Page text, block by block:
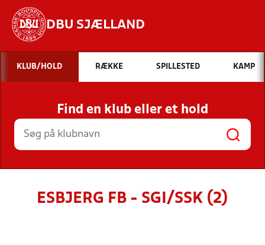
DBU SJÆLLAND
Hvad vil du søge efter?
INDHOLD OG NYHEDER
STILLINGER, RESULTATER, KLUBBER OG
HOLD
KLUB/HOLD RÆKKE SPILLESTED KAMP
Find en klub eller et hold
ESBJERG FB - SGI/SSK (2)